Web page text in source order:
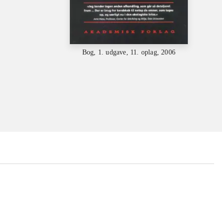
Bog, 1. udgave, 11. oplag, 2006